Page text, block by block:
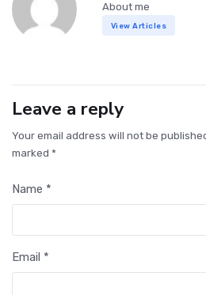
About me
View Articles
Leave a reply
Your email address will not be
marked *
Name *
Email *